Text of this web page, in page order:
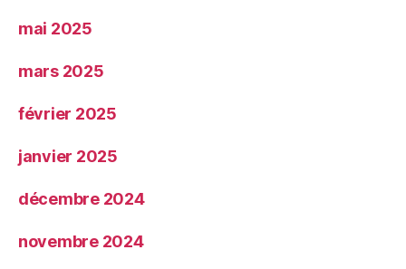
mai 2025
mars 2025
février 2025
janvier 2025
décembre 2024
novembre 2024